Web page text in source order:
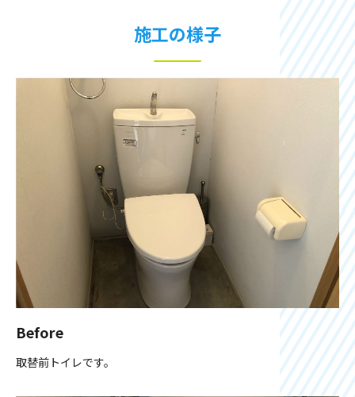
施工の様子
Before
取替前トイレです。